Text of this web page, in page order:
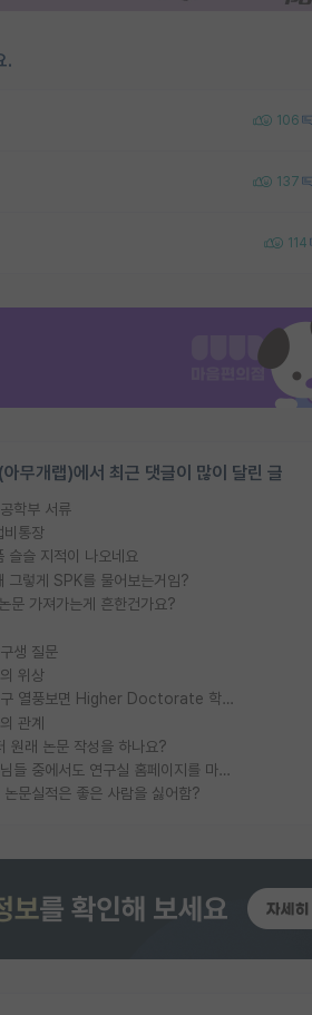
.
106
137
114
무개랩)에서 최근 댓글이 많이 달린 글
학부 서류
비통장
슬슬 지적이 나오네요
그렇게 SPK를 물어보는거임?
문 가져가는게 흔한건가요?
생 질문
위상
우리나라도 학구 열풍보면 Higher Doctorate 학위가 필요하다고 봅니다.
관계
원래 논문 작성을 하나요?
카이스트 교수님들 중에서도 연구실 홈페이지를 마련 안 하신 분들이 계시던데
논문실적은 좋은 사람을 싫어함?